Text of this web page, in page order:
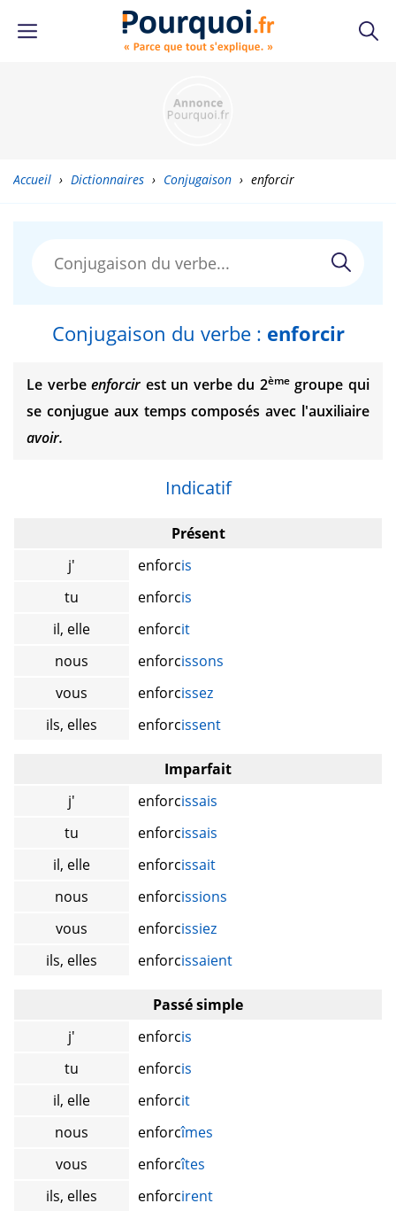
Accueil › Dictionnaires › Conjugaison › enforcir
Conjugaison du verbe : enforcir
Le verbeenforcir est un verbe du 2èmegroupe qui
se conjugue aux temps composés avec l'auxiliaire
avoir.
Indicatif
Présent
j'
enforcis
tu
enforcis
il, elle
enforcit
nous
enforcissons
vous
enforcissez
ils, elles
enforcissent
Imparfait
j'
enforcissais
tu
enforcissais
il, elle
enforcissait
nous
enforcissions
vous
enforcissiez
ils, elles
enforcissaient
Passé simple
j'
enforcis
tu
enforcis
il, elle
enforcit
nous
enforcîmes
vous
enforcîtes
ils, elles
enforcirent